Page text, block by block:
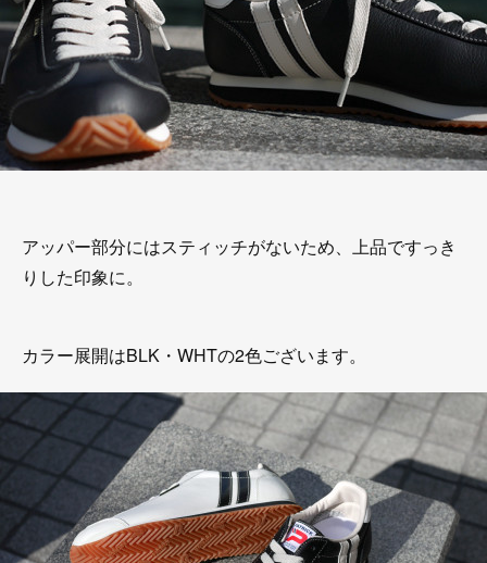
アッパー部分にはスティッチがないため、上品ですっき
りした印象に。
カラー展開はBLK・WHTの2色ございます。